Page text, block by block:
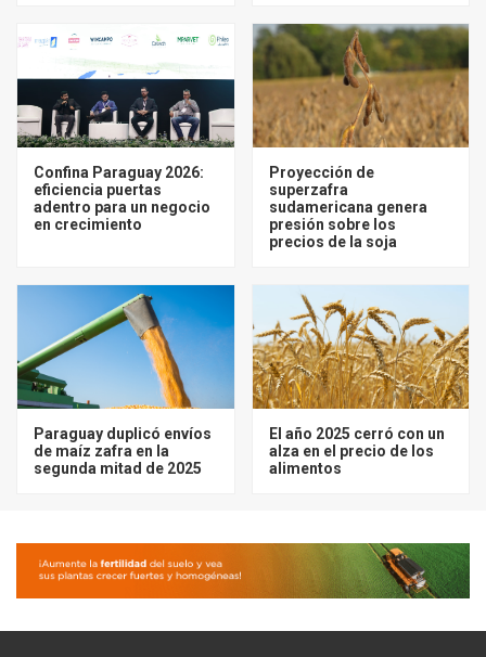
Confina Paraguay 2026:
eficiencia puertas
adentro para un negocio
en crecimiento
Proyección de
superzafra
sudamericana genera
presión sobre los
precios de la soja
Paraguay duplicó envíos
de maíz zafra en la
segunda mitad de 2025
El año 2025 cerró con un
alza en el precio de los
alimentos